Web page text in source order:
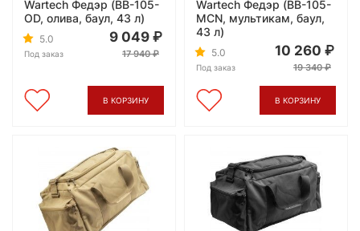
Wartech Федэр (BB-105-
OD, олива, баул, 43 л)
5.0
Под заказ
9 049
17 940
В КОРЗИНУ
Wartech Федэр (BB-105-
MCN, мультикам, баул,
43 л)
5.0
Под заказ
10 260
19 340
В КОРЗИНУ